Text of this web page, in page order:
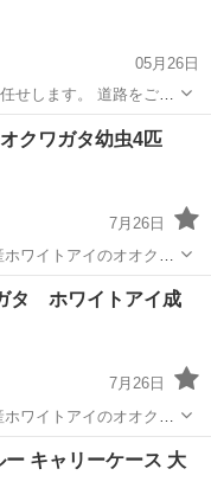
05月26日
せします。 道路をご利
行するために適切に誘
! <未経験でも安心!!> 丁
クワガタ幼虫4匹
7月26日
ワイトアイのオオクワ
タ ホワイトアイ成
7月26日
ワイトアイのオオクワ
累代C BＦ2 後食済に
ホワイトアイ
キャリーケース 大